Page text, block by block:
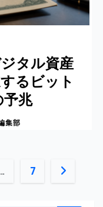
タル資産
るビット
予兆
集部
… 7